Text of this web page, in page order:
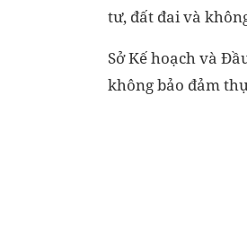
tư, đất đai và
Sở Kế hoạch và
không bảo đảm